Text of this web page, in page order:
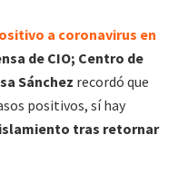
a coronavirus en
de CIO; Centro de
Sánchez recordó que
positivos, sí hay
tras retornar